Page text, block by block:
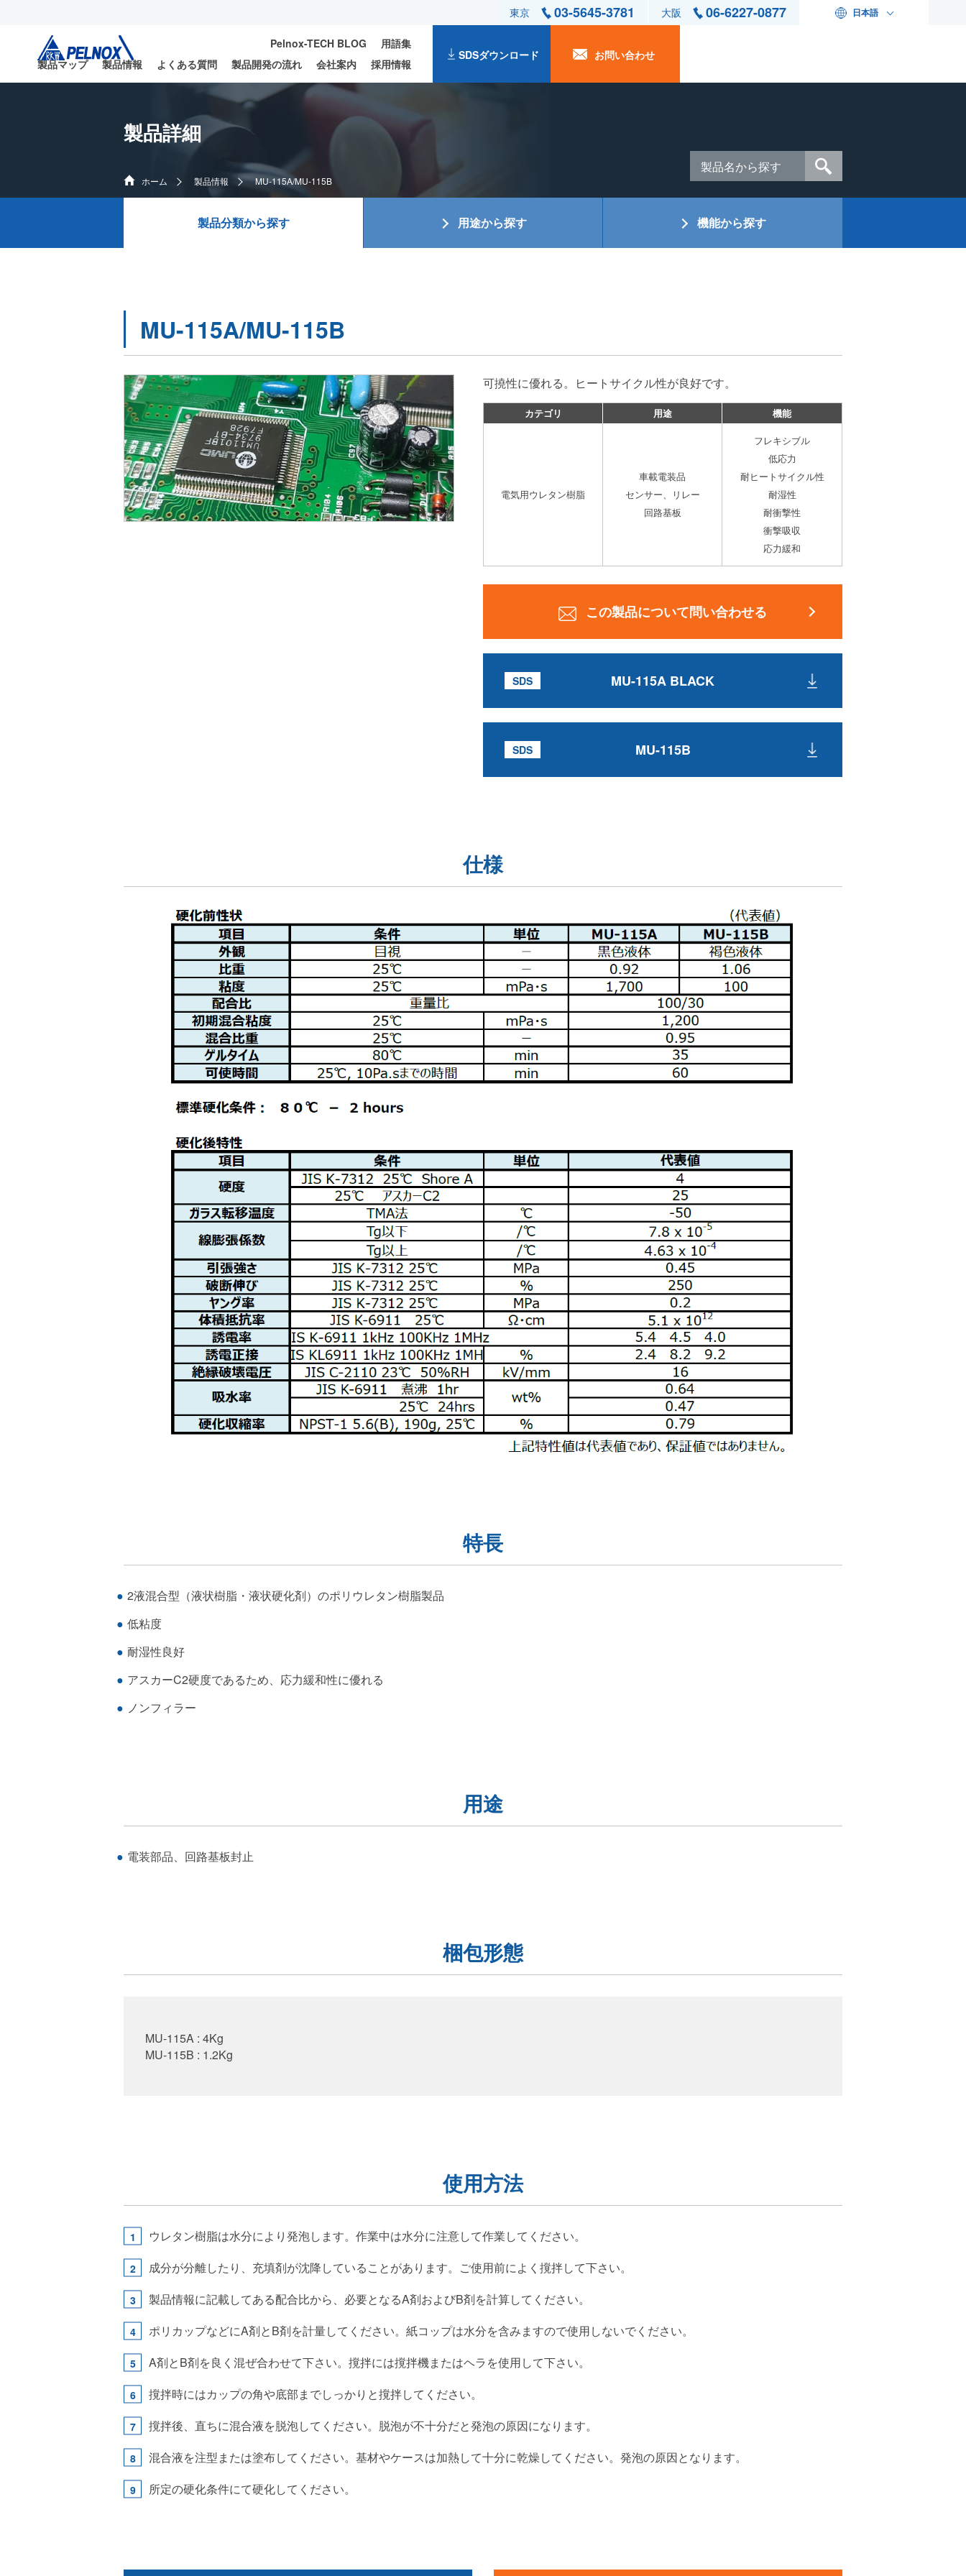
東京 03-5645-3781 大阪 06-6227-0877 日本語
Pelnox-TECH BLOG
用語集
製品マップ
製品情報 よくある質問 製品開発の流れ 会社案内 採用情報
SDSダウンロード お問い合わせ
製品詳細
ホーム 製品情報 MU-115A/MU-115B
製品分類から探す 用途から探す 機能から探す
MU-115A/MU-115B
可撓性に優れる。ヒートサイクル性が良好です。
カテゴリ 用途 機能
電気用ウレタン樹脂
車載電装品
センサー、リレー
回路基板
フレキシブル
低応力
耐ヒートサイクル性
耐湿性
耐衝撃性
衝撃吸収
応力緩和
この製品について問い合わせる
MU-115A BLACK
MU-115B
仕様
特長
2液混合型（液状樹脂・液状硬化剤）のポリウレタン樹脂製品
低粘度
耐湿性良好
アスカーC2硬度であるため、応力緩和性に優れる
ノンフィラー
用途
電装部品、回路基板封止
梱包形態
MU-115A : 4Kg
MU-115B : 1.2Kg
使用方法
ウレタン樹脂は水分により発泡します。作業中は水分に注意して作業してください。
成分が分離したり、充填剤が沈降していることがあります。ご使用前によく撹拌して下さい。
製品情報に記載してある配合比から、必要となるA剤およびB剤を計算してください。
ポリカップなどにA剤とB剤を計量してください。紙コップは水分を含みますので使用しないでください。
A剤とB剤を良く混ぜ合わせて下さい。撹拌には撹拌機またはヘラを使用して下さい。
撹拌時にはカップの角や底部までしっかりと撹拌してください。
撹拌後、直ちに混合液を脱泡してください。脱泡が不十分だと発泡の原因になります。
混合液を注型または塗布してください。基材やケースは加熱して十分に乾燥してください。発泡の原因となります。
所定の硬化条件にて硬化してください。